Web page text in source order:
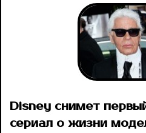
Disney снимет
сериал о жизни